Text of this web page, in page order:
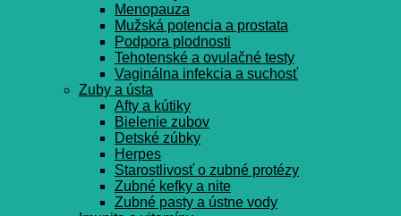
Menopauza
Mužská potencia a prostata
Podpora plodnosti
Tehotenské a ovulačné testy
Vaginálna infekcia a suchosť
Zuby a ústa
Afty a kútiky
Bielenie zubov
Detské zúbky
Herpes
Starostlivosť o zubné protézy
Zubné kefky a nite
Zubné pasty a ústne vody